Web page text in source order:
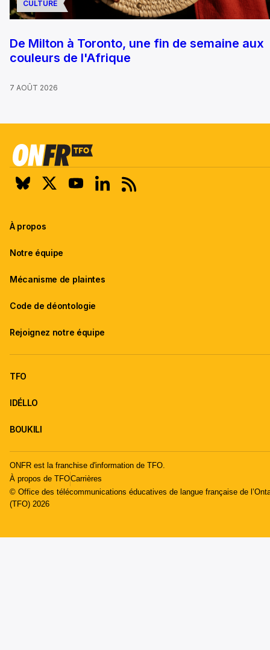
CULTURE
De Milton à Toronto, une fin de semaine aux
couleurs de l'Afrique
7 AOÛT 2026
À propos
Notre équipe
Mécanisme de plaintes
Code de déontologie
Rejoignez notre équipe
TFO
IDÉLLO
BOUKILI
ONFR est la franchise d'information de TFO.
À propos de TFOCarrières
© Office des télécommunications éducatives de langue française de
(TFO) 2026